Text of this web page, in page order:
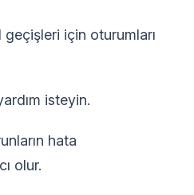
geçişleri için oturumları
isteyin.
hata
olur.